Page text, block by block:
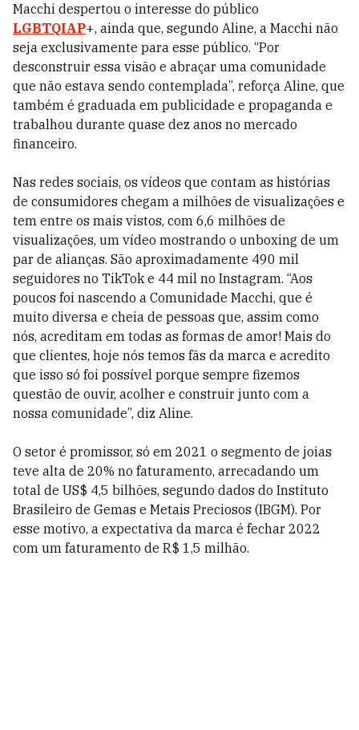
Macchi despertou o interesse do público
LGBTQIAP+, ainda que, segundo Aline, a Macchi não
seja exclusivamente para esse público. “Por
desconstruir essa visão e abraçar uma comunidade
que não estava sendo contemplada”, reforça Aline, que
também é graduada em publicidade e propaganda e
trabalhou durante quase dez anos no mercado
financeiro.
Nas redes sociais, os vídeos que contam as histórias
de consumidores chegam a milhões de visualizações e
tem entre os mais vistos, com 6,6 milhões de
visualizações, um vídeo mostrando o unboxing de um
par de alianças. São aproximadamente 490 mil
seguidores no TikTok e 44 mil no Instagram. “Aos
poucos foi nascendo a Comunidade Macchi, que é
muito diversa e cheia de pessoas que, assim como
nós, acreditam em todas as formas de amor! Mais do
que clientes, hoje nós temos fãs da marca e acredito
que isso só foi possível porque sempre fizemos
questão de ouvir, acolher e construir junto com a
nossa comunidade”, diz Aline.
O setor é promissor, só em 2021 o segmento de joias
teve alta de 20% no faturamento, arrecadando um
total de US$ 4,5 bilhões, segundo dados do Instituto
Brasileiro de Gemas e Metais Preciosos (IBGM). Por
esse motivo, a expectativa da marca é fechar 2022
com um faturamento de R$ 1,5 milhão.